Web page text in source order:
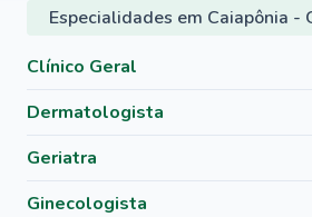
Especialidades em Caiapônia -
Clínico Geral
Dermatologista
Geriatra
Ginecologista